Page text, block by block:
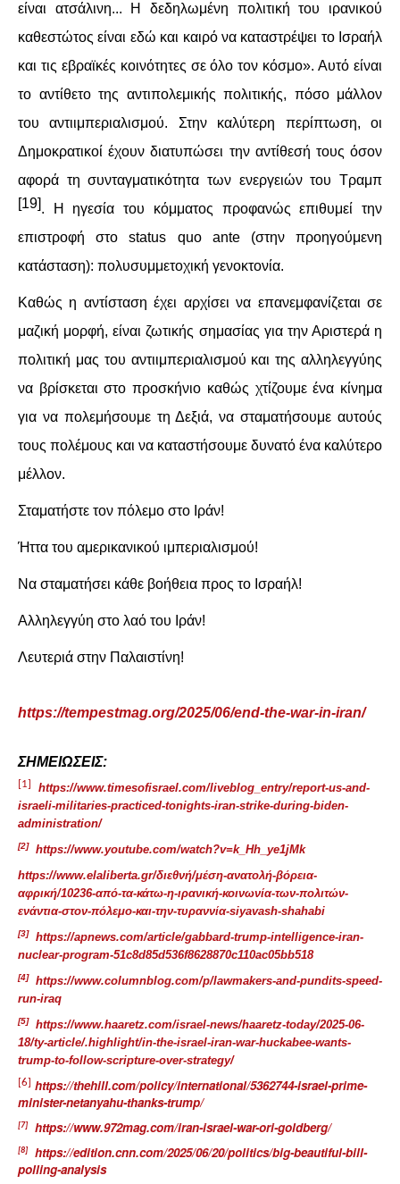
είναι ατσάλινη... Η δεδηλωμένη πολιτική του ιρανικού
καθεστώτος είναι εδώ και καιρό να καταστρέψει το Ισραήλ
και τις εβραϊκές κοινότητες σε όλο τον κόσμο». Αυτό είναι
το αντίθετο της αντιπολεμικής πολιτικής, πόσο μάλλον
του αντιιμπεριαλισμού. Στην καλύτερη περίπτωση, οι
Δημοκρατικοί έχουν διατυπώσει την αντίθεσή τους όσον
αφορά τη συνταγματικότητα των ενεργειών του Τραμπ
[19]. Η ηγεσία του κόμματος προφανώς επιθυμεί την
επιστροφή στο status quo ante (στην προηγούμενη
κατάσταση): πολυσυμμετοχική γενοκτονία.
Καθώς η αντίσταση έχει αρχίσει να επανεμφανίζεται σε
μαζική μορφή, είναι ζωτικής σημασίας για την Αριστερά η
πολιτική μας του αντιιμπεριαλισμού και της αλληλεγγύης
να βρίσκεται στο προσκήνιο καθώς χτίζουμε ένα κίνημα
για να πολεμήσουμε τη Δεξιά, να σταματήσουμε αυτούς
τους πολέμους και να καταστήσουμε δυνατό ένα καλύτερο
μέλλον.
Σταματήστε τον πόλεμο στο Ιράν!
Ήττα του αμερικανικού ιμπεριαλισμού!
Να σταματήσει κάθε βοήθεια προς το Ισραήλ!
Αλληλεγγύη στο λαό του Ιράν!
Λευτεριά στην Παλαιστίνη!
https://tempestmag.org/2025/06/end-the-war-in-iran/
ΣΗΜΕΙΩΣΕΙΣ:
[1]
https://www.timesofisrael.com/liveblog_entry/report-us-and-
israeli-militaries-practiced-tonights-iran-strike-during-biden-
administration/
[2]
https://www.youtube.com/watch?v=k_Hh_ye1jMk
https://www.elaliberta.gr/διεθνή/μέση-ανατολή-βόρεια-
αφρική/10236-από-τα-κάτω-η-ιρανική-κοινωνία-των-πολιτών-
ενάντια-στον-πόλεμο-και-την-τυραννία-siyavash-shahabi
[3]
https://apnews.com/article/gabbard-trump-intelligence-iran-
nuclear-program-51c8d85d536f8628870c110ac05bb518
[4]
https://www.columnblog.com/p/lawmakers-and-pundits-speed-
run-iraq
[5]
https://www.haaretz.com/israel-news/haaretz-today/2025-06-
18/ty-article/.highlight/in-the-israel-iran-war-huckabee-wants-
trump-to-follow-scripture-over-strategy/
[6]
https://thehill.com/policy/international/5362744-israel-prime-
minister-netanyahu-thanks-trump/
[7] https://www.972mag.com/iran-israel-war-ori-goldberg/
[8]
https://edition.cnn.com/2025/06/20/politics/big-beautiful-bill-
polling-analysis